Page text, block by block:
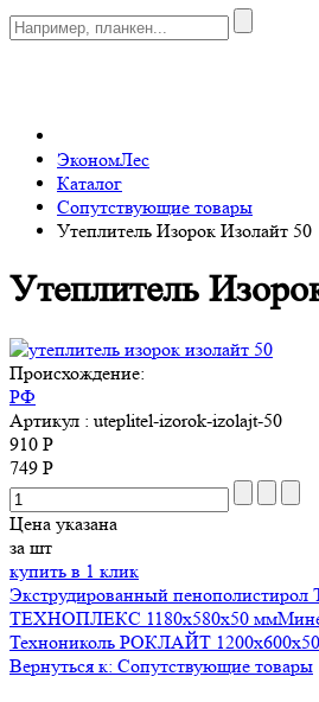
ЭкономЛес
Каталог
Сопутствующие товары
Утеплитель Изорок Изолайт 50
Утеплитель
Происхождение:
РФ
Артикул : uteplitel-izorok-izolajt-50
910 Р
749 Р
Цена указана
за шт
купить в 1 клик
Экструдированный пенополистирол
ТЕХНОПЛЕКС 1180х580х50 мм
Технониколь РОКЛАЙТ
Вернуться к: Сопутствующие товары